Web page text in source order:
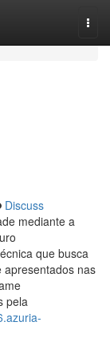
Discuss
mediante a
que busca
apresentados nas
pela